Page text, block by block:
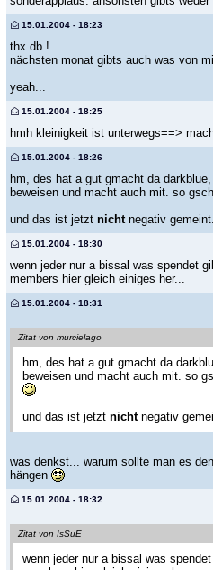
15.01.2004 - 18:23
thx db !
nächsten monat gibts auch was von
yeah...
15.01.2004 - 18:25
hmh kleinigkeit ist unterwegs==>
15.01.2004 - 18:26
hm, des hat a gut gmacht da
beweisen und macht auch mit. so
und das ist jetzt nichtnegativ gemeint.
15.01.2004 - 18:30
wenn jeder nur a bissal was spendet
members hier gleich einiges her...
15.01.2004 - 18:31
Zitat von murcielago
hm, des hat a gut gmacht da
beweisen und macht auch mit. so
und das ist jetzt nichtnegativ
was denkst... warum sollte man es
hängen
15.01.2004 - 18:32
Zitat von IsSuE
wenn jeder nur a bissal was